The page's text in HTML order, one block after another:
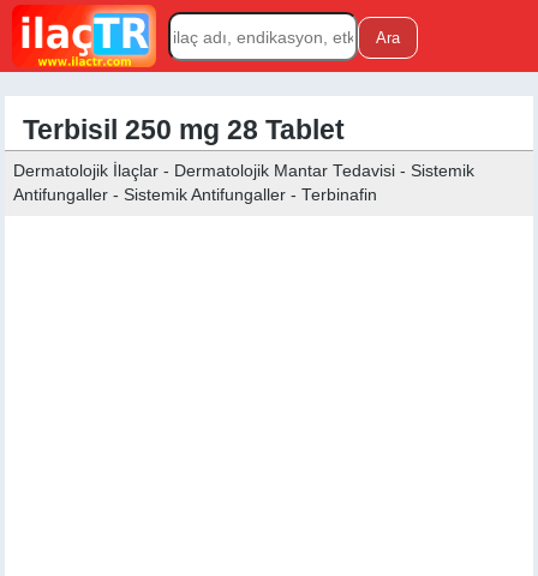
Terbisil 250 mg 28 Tablet
Dermatolojik İlaçlar - Dermatolojik Mantar Tedavisi - Sistemik
Antifungaller - Sistemik Antifungaller - Terbinafin